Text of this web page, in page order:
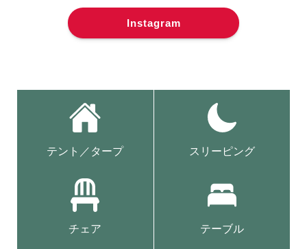
Instagram
テント／タープ スリーピング
チェア テーブル